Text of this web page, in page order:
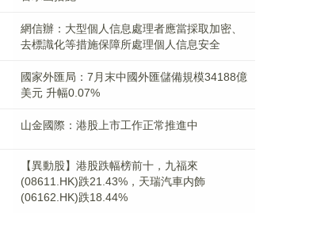
網信辦：大型個人信息處理者應當採取加密、
去標識化等措施保障所處理個人信息安全
國家外匯局：7月末中國外匯儲備規模34188億
美元 升幅0.07%
山金國際：港股上市工作正常推進中
【異動股】港股跌幅榜前十，九福來
(08611.HK)跌21.43%，天瑞汽車内飾
(06162.HK)跌18.44%